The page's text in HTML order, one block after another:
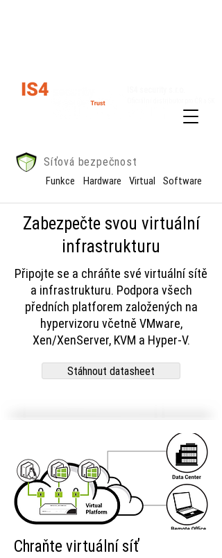
Síťová bezpečnost
Funkce Hardware Virtual Software
Zabezpečte svou virtuální
infrastrukturu
Připojte se a chráňte své virtuální sítě
a infrastrukturu. Podpora všech
předních platforem založených na
hypervizoru včetně VMware,
Xen/XenServer, KVM a Hyper-V.
Stáhnout datasheet
Chraňte virtuální síť